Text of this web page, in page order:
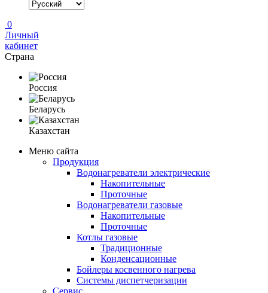
0
Личный
кабинет
Страна
Россия
Беларусь
Казахстан
Меню сайта
Продукция
Водонагреватели электрические
Накопительные
Проточные
Водонагреватели газовые
Накопительные
Проточные
Котлы газовые
Традиционные
Конденсационные
Бойлеры косвенного нагрева
Системы диспетчеризации
Сервис